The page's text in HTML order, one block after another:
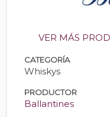
VER MÁS
CATEGORÍA
Whiskys
PRODUCTOR
Ballantines